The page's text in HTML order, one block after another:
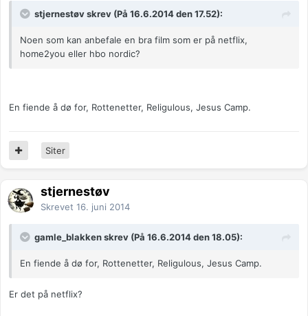
stjernestøv skrev (På 16.6.2014 den 17.52):
Noen som kan anbefale en bra film som er på netflix,
home2you eller hbo nordic?
En fiende å dø for, Rottenetter, Religulous, Jesus Camp.
Siter
stjernestøv
Skrevet 16. juni 2014
gamle_blakken skrev (På 16.6.2014 den 18.05):
En fiende å dø for, Rottenetter, Religulous, Jesus Camp.
Er det på netflix?